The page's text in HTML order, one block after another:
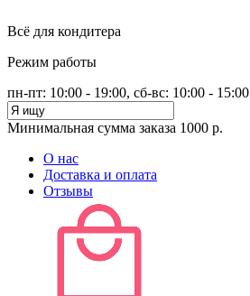
Всё для кондитера
Режим работы
пн-пт: 10:00 - 19:00, сб-вс: 10:00 - 15:00
Минимальная сумма заказа 1000 р.
О нас
Доставка и оплата
Отзывы